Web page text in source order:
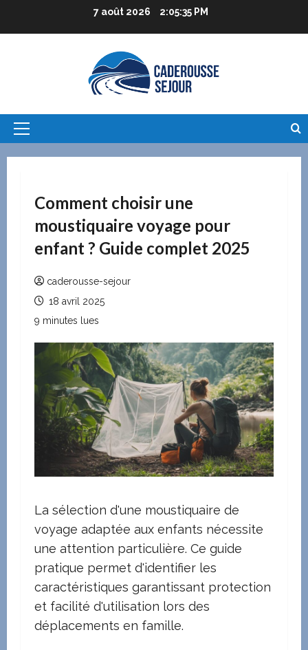
7 août 2026 2:05:36 PM
Menu
Comment choisir une
moustiquaire voyage pour
enfant ? Guide complet 2025
caderousse-sejour
18 avril 2025
9 minutes lues
La sélection d'une moustiquaire de
voyage adaptée aux enfants nécessite
une attention particulière. Ce guide
pratique permet d'identifier les
caractéristiques garantissant protection
et facilité d'utilisation lors des
déplacements en famille.